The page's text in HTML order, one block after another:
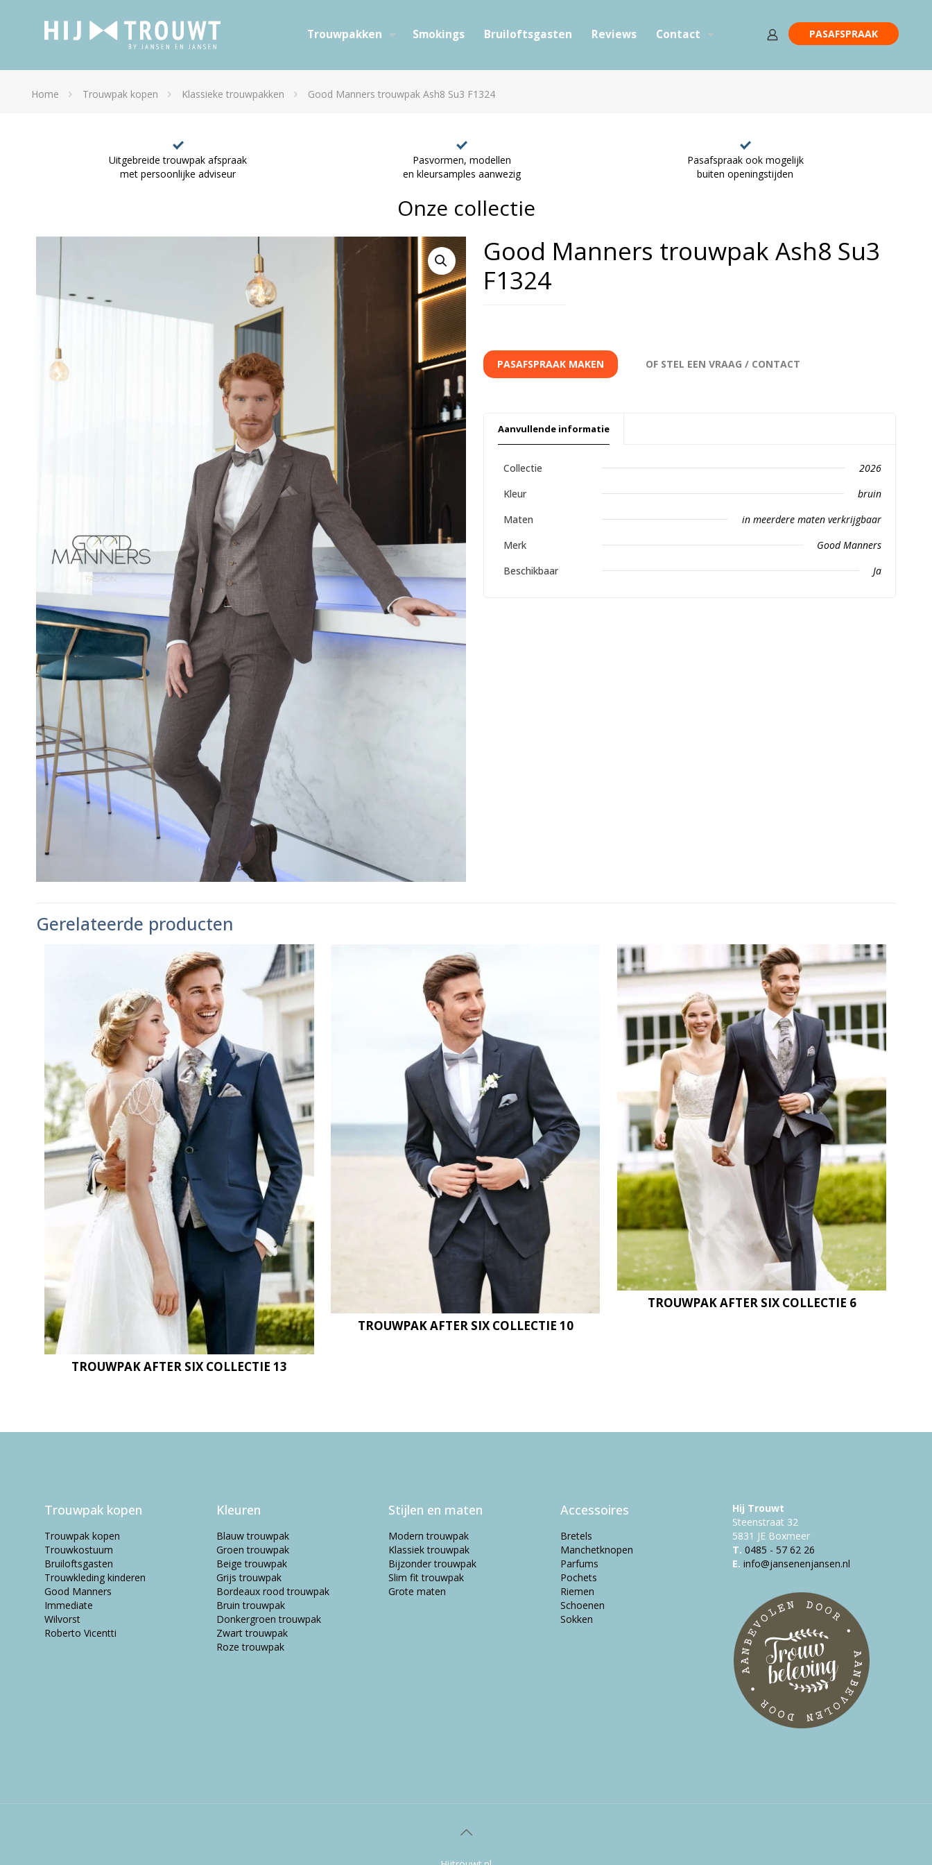
Trouwpakken Smokings Bruiloftsgasten Reviews Contact PASAFSPRAAK
Home Trouwpak kopen Klassieke trouwpakken Good Manners trouwpak Ash8 Su3 F1324
Uitgebreide trouwpak afspraak
met persoonlijke adviseur
Pasvormen, modellen
en kleursamples aanwezig
Pasafspraak ook mogelijk
buiten openingstijden
Onze collectie
Good Manners trouwpak Ash8 Su3
F1324
PASAFSPRAAK MAKEN OF STEL EEN VRAAG / CONTACT
Aanvullende informatie
Collectie
2026
Kleur
bruin
Maten
in meerdere maten verkrijgbaar
Merk
Good Manners
Beschikbaar
Ja
Gerelateerde producten
TROUWPAK AFTER SIX COLLECTIE 13
TROUWPAK AFTER SIX COLLECTIE 10
TROUWPAK AFTER SIX COLLECTIE 6
Trouwpak kopen
Trouwpak kopen
Trouwkostuum
Bruiloftsgasten
Trouwkleding kinderen
Good Manners
Immediate
Wilvorst
Roberto Vicentti
Kleuren
Blauw trouwpak
Groen trouwpak
Beige trouwpak
Grijs trouwpak
Bordeaux rood trouwpak
Bruin trouwpak
Donkergroen trouwpak
Zwart trouwpak
Roze trouwpak
Stijlen en maten
Modern trouwpak
Klassiek trouwpak
Bijzonder trouwpak
Slim fit trouwpak
Grote maten
Accessoires
Bretels
Manchetknopen
Parfums
Pochets
Riemen
Schoenen
Sokken
Hij Trouwt
Steenstraat 32
5831 JE Boxmeer
T. 0485 - 57 62 26
E. info@jansenenjansen.nl